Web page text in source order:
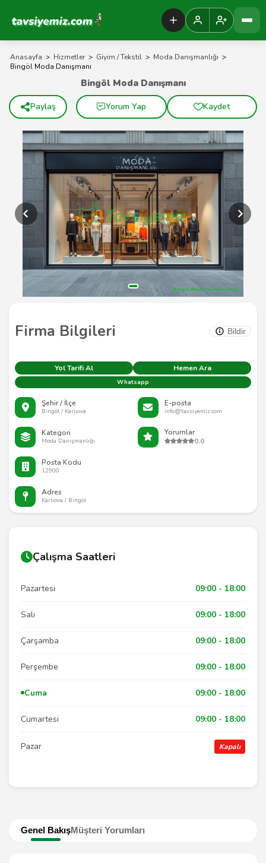
Tavsiyemiz Anasayfa
Anasayfa > Hizmetler > Giyim / Tekstil > Moda Danışmanlığı >
Bingöl Moda Danışmanı
Firma Bilgileri Bildir
Yol Tarifi Al Hemen Ara
Whatsapp
Şehir / İlçe
Bingöl / Karlıova
E-posta
info@tavsiyemiz.com
Kategori
Moda Danışmanlığı
Yorumlar
0.0
Posta Kodu
12900
Adres
Karlıova / Bingöl
Bingöl Moda Danışmanı
Paylaş Yorum Yap Kaydet
Genel BakışMüşteri Yorumları
Çalışma Saatleri
Pazartesi 09:00 - 18:00
Salı 09:00 - 18:00
Çarşamba 09:00 - 18:00
Perşembe 09:00 - 18:00
Cuma 09:00 - 18:00
Cumartesi 09:00 - 18:00
Pazar Kapalı